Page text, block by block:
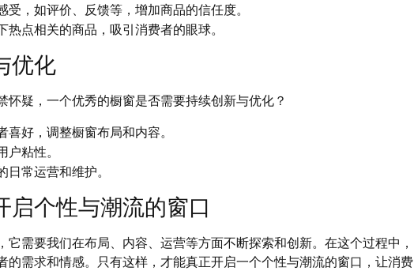
，如评价、反馈等，增加商品的信任度。
热点相关的商品，吸引消费者的眼球。
优化
疑，一个优秀的橱窗是否需要持续创新与优化？
好，调整橱窗布局和内容。
户粘性。
常运营和维护。
启个性与潮流的窗口
需要我们在布局、内容、运营等方面不断探索和创新。在这个过程中，
的需求和情感。只有这样，才能真正开启一个个性与潮流的窗口，让消费